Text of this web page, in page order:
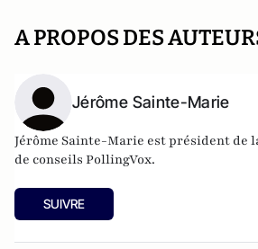
A PROPOS DES
Jérôme Sainte-Marie
Jérôme Sainte-Marie est président de
de conseils PollingVox.
SUIVRE